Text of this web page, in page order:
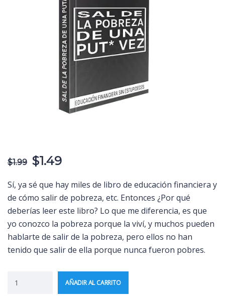
$1.99 $1.49
Sí, ya sé que hay miles de libro de educación financiera y
de cómo salir de pobreza, etc. Entonces ¿Por qué
deberías leer este libro? Lo que me diferencia, es que
yo conozco la pobreza porque la viví, y muchos pueden
hablarte de salir de la pobreza, pero ellos no han
tenido que salir de ella porque nunca fueron pobres.
AÑADIR AL CARRITO